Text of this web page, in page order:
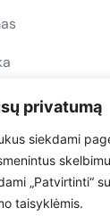
privatumą
siekdami
„Patvirtinti“
taisyklėmis.
Eva Car Mats